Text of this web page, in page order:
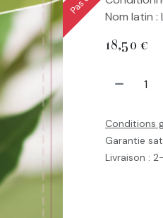
Nom latin :
18,50 €
Conditions
Garantie
Livraison :